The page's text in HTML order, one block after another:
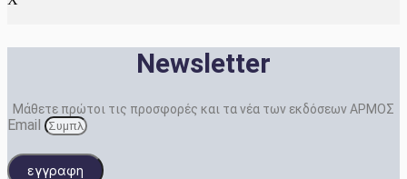
Newsletter
Μάθετε πρώτοι τις προσφορές και τα νέα των εκδόσεων ΑΡΜΟΣ
Email
εγγραφη